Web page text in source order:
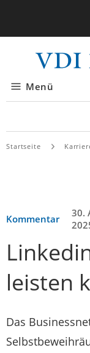
Menü
Startseite
Kommentar
30.
leisten
Das